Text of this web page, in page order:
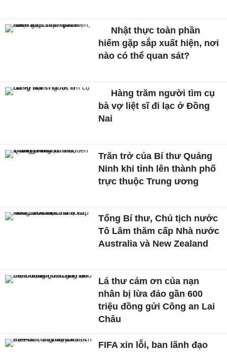
Nhật thực toàn phần
hiếm gặp sắp xuất hiện, nơi
nào có thể quan sát?
Hàng trăm người tìm cụ
bà vợ liệt sĩ đi lạc ở Đồng
Nai
Trăn trở của Bí thư Quảng
Ninh khi tỉnh lên thành phố
trực thuộc Trung ương
Tổng Bí thư, Chủ tịch nước
Tô Lâm thăm cấp Nhà nước
Australia và New Zealand
Lá thư cảm ơn của nạn
nhân bị lừa đảo gần 600
triệu đồng gửi Công an Lai
Châu
FIFA xin lỗi, ban lãnh đạo